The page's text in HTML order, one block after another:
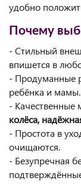
удобно
Почему
- Стильный
впишется в
- Продуманные
ребёнка и мамы.
- Качественные
колёса,
- Простота в
очищаются.
- Безупречная